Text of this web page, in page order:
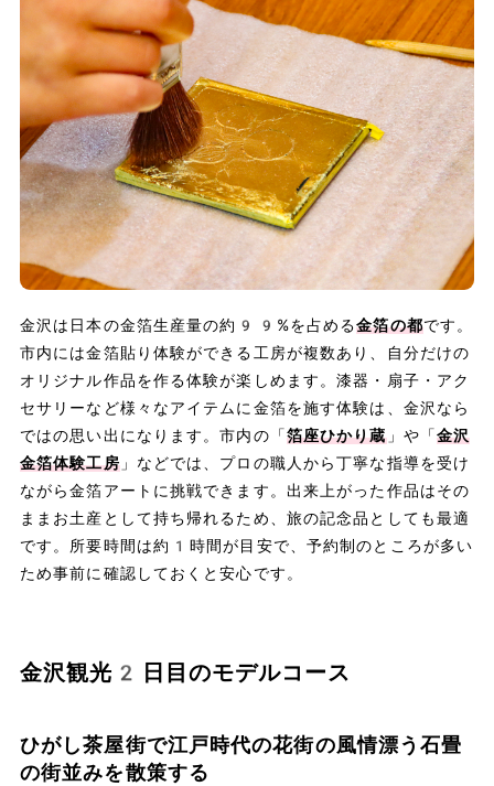
金沢は日本の金箔生産量の約99%を占める金箔の都です。
市内には金箔貼り体験ができる工房が複数あり、自分だけの
オリジナル作品を作る体験が楽しめます。漆器・扇子・アク
セサリーなど様々なアイテムに金箔を施す体験は、金沢なら
ではの思い出になります。市内の「箔座ひかり蔵」や「金沢
金箔体験工房」などでは、プロの職人から丁寧な指導を受け
ながら金箔アートに挑戦できます。出来上がった作品はその
ままお土産として持ち帰れるため、旅の記念品としても最適
です。所要時間は約1時間が目安で、予約制のところが多い
ため事前に確認しておくと安心です。
金沢観光2日目のモデルコース
ひがし茶屋街で江戸時代の花街の風情漂う石畳
の街並みを散策する